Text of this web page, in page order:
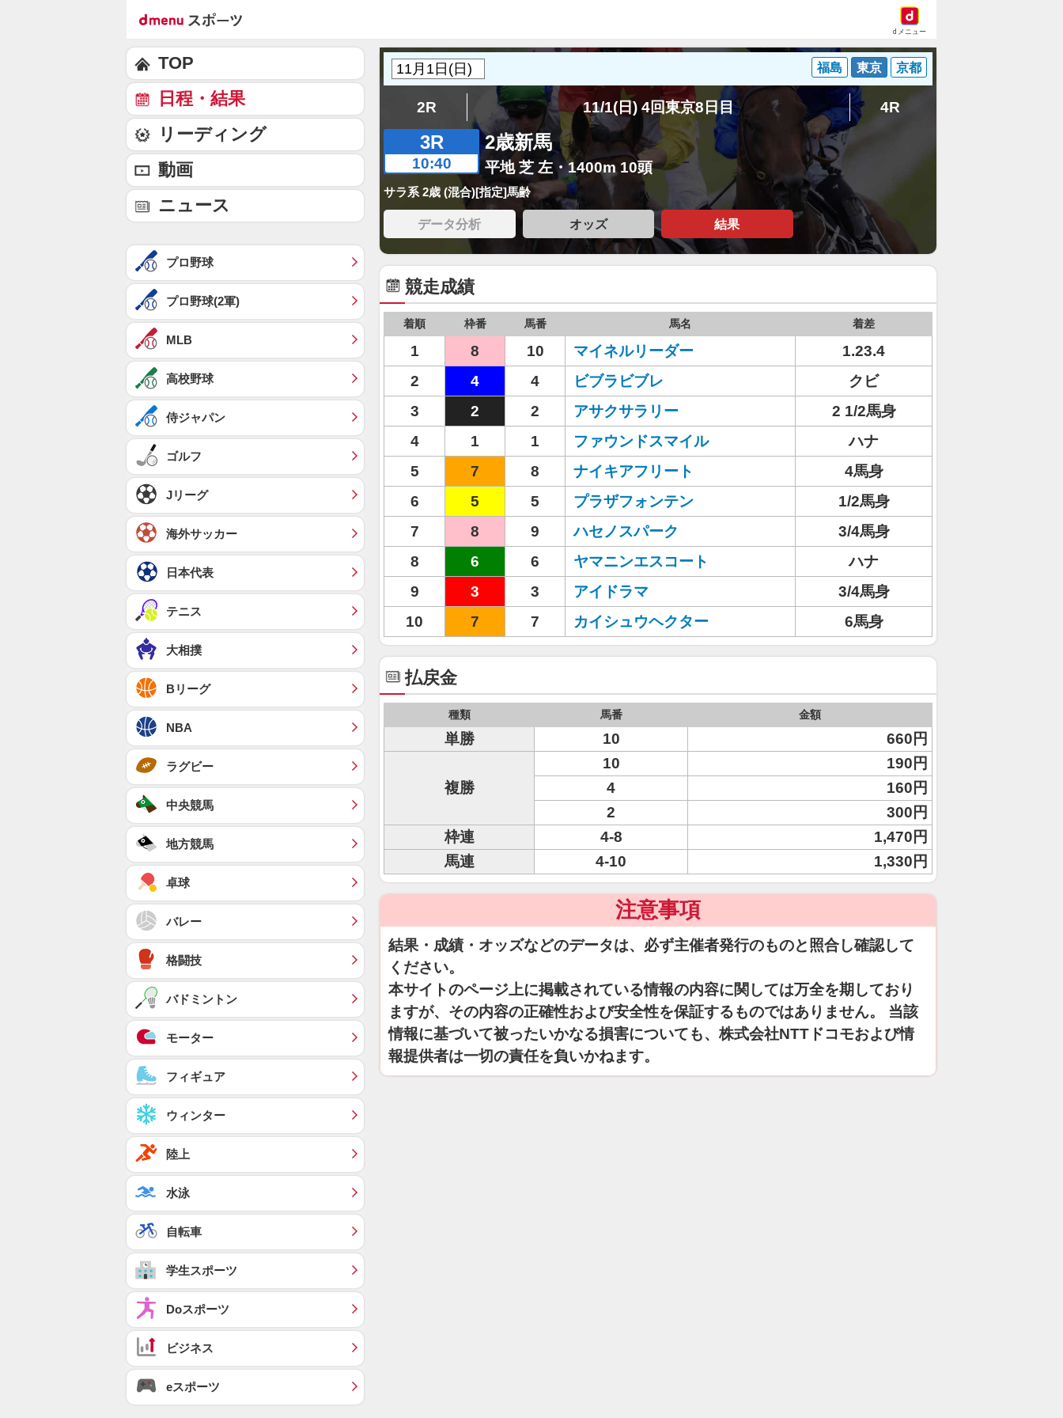
dメニュー
福島 東京 京都
2R 11/1(日) 4回東京8日目 4R
3R
10:40
2歳新馬
平地 芝 左・1400m 10頭
サラ系 2歳 (混合)[指定]馬齢
データ分析 オッズ 結果
競走成績
着順 枠番 馬番 馬名 着差
1 8 10 マイネルリーダー
1.23.4
2
4 4 ビブラビブレ
クビ
3
2 2 アサクサラリー
2 1/2馬身
4
1 1 ファウンドスマイル
ハナ
5
7 8 ナイキアフリート
4馬身
6
5 5 プラザフォンテン
1/2馬身
7
8 9 ハセノスパーク
3/4馬身
8
6 6 ヤマニンエスコート
ハナ
9
3 3 アイドラマ
3/4馬身
10
7 7 カイシュウヘクター 6馬身
払戻金
種類 馬番 金額
単勝 10 660円
複勝
10
190円
4
160円
2
300円
枠連
4-8
1,470円
馬連
4-10 1,330円
注意事項
結果・成績・オッズなどのデータは、必ず主催者発行のものと照合し確認して
ください。
本サイトのページ上に掲載されている情報の内容に関しては万全を期しており
ますが、その内容の正確性および安全性を保証するものではありません。 当該
情報に基づいて被ったいかなる損害についても、株式会社NTTドコモおよび情
報提供者は一切の責任を負いかねます。
TOP
日程・結果
リーディング
動画
ニュース
プロ野球
プロ野球(2軍)
MLB
高校野球
侍ジャパン
ゴルフ
Jリーグ
海外サッカー
日本代表
テニス
大相撲
Bリーグ
NBA
ラグビー
中央競馬
地方競馬
卓球
バレー
格闘技
バドミントン
モーター
フィギュア
ウィンター
陸上
水泳
自転車
学生スポーツ
Doスポーツ
ビジネス
eスポーツ